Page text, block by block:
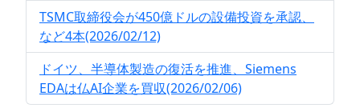
TSMC取締役会が450億ドルの設備投資を承認、
など4本(2026/02/12)
ドイツ、半導体製造の復活を推進、Siemens
EDAは仏AI企業を買収(2026/02/06)